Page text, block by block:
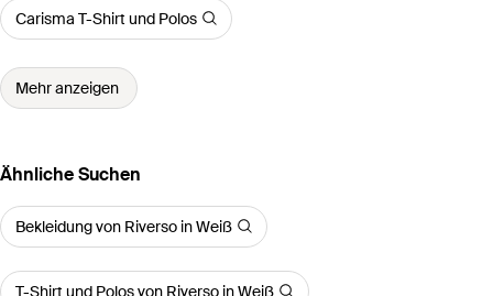
Carisma T-Shirt und Polos
Mehr anzeigen
Ähnliche Suchen
Bekleidung von Riverso in Weiß
T-Shirt und Polos von Riverso in Weiß